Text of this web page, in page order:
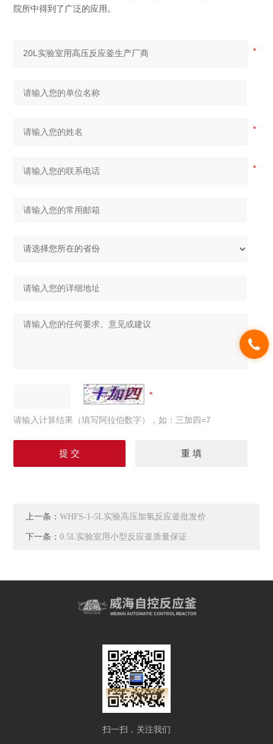
院所中得到了广泛的应用。
请输入计算结果（填写阿拉伯数字），如：三加四=7
上一条：WHFS-1-5L实验高压加氢反应釜批发价
下一条：0.5L实验室用小型反应釜质量保证
扫一扫，关注我们